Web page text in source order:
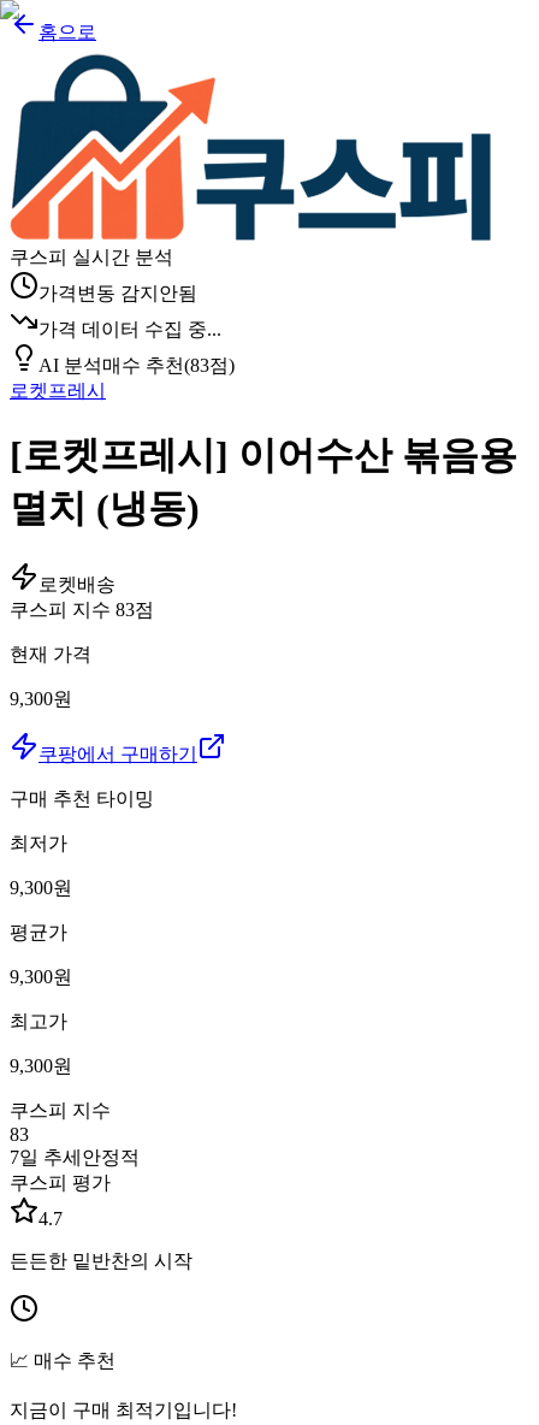
홈으로
쿠스피 실시간 분석
가격변동 감지안됨
가격 데이터 수집 중...
AI 분석매수 추천(83점)
로켓프레시
[로켓프레시] 이어수산 볶음용
멸치 (냉동)
로켓배송
쿠스피 지수 83점
현재 가격
9,300원
쿠팡에서 구매하기
구매 추천 타이밍
최저가
9,300원
평균가
9,300원
최고가
9,300원
쿠스피 지수
83
7일 추세 안정적
쿠스피 평가
4.7
든든한 밑반찬의 시작
📈 매수 추천
지금이 구매 최적기입니다!